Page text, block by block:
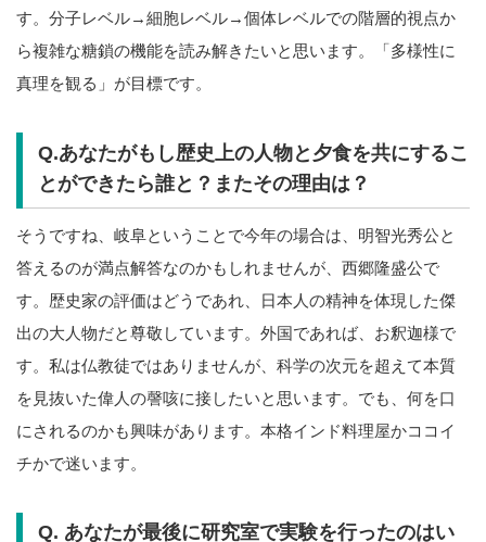
す。分子レベル→細胞レベル→個体レベルでの階層的視点か
ら複雑な糖鎖の機能を読み解きたいと思います。「多様性に
真理を観る」が目標です。
Q.あなたがもし歴史上の人物と夕食を共にするこ
とができたら誰と？またその理由は？
そうですね、岐阜ということで今年の場合は、明智光秀公と
答えるのが満点解答なのかもしれませんが、西郷隆盛公で
す。歴史家の評価はどうであれ、日本人の精神を体現した傑
出の大人物だと尊敬しています。外国であれば、お釈迦様で
す。私は仏教徒ではありませんが、科学の次元を超えて本質
を見抜いた偉人の謦咳に接したいと思います。でも、何を口
にされるのかも興味があります。本格インド料理屋かココイ
チかで迷います。
Q. あなたが最後に研究室で実験を行ったのはい